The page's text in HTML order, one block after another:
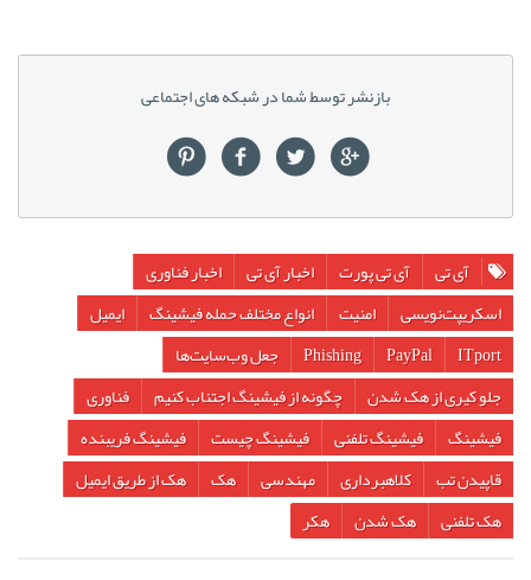
بازنشر توسط شما در شبکه های اجتماعی
آی تی آی تی پورت اخبار آی تی
اخبار فناوری
اسکریپت‌نویسی
امنیت انواع مختلف حمله فیشینگ
ایمیل
ITport
PayPal
Phishing
جعل وب‌سایت‌ها
جلو کیری از هک شدن
چگونه از فیشینگ اجتناب کنیم
فناوری
فیشینگ
فیشینگ تلفنی فیشینگ چیست
فیشینگ فریبنده
قاپیدن تب
کلاهبرداری مهندسی هک
هک از طریق ایمیل
هک تلفنی
هک شدن هکر